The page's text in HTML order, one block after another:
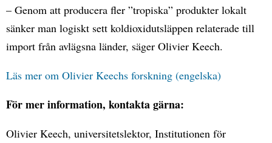
– Genom att producera fler ”tropiska” produkter lokalt
sänker man logiskt sett koldioxidutsläppen relaterade till
import från avlägsna länder, säger Olivier Keech.
Läs mer om Olivier Keechs forskning (engelska)
För mer information, kontakta gärna:
Olivier Keech, universitetslektor, Institutionen för